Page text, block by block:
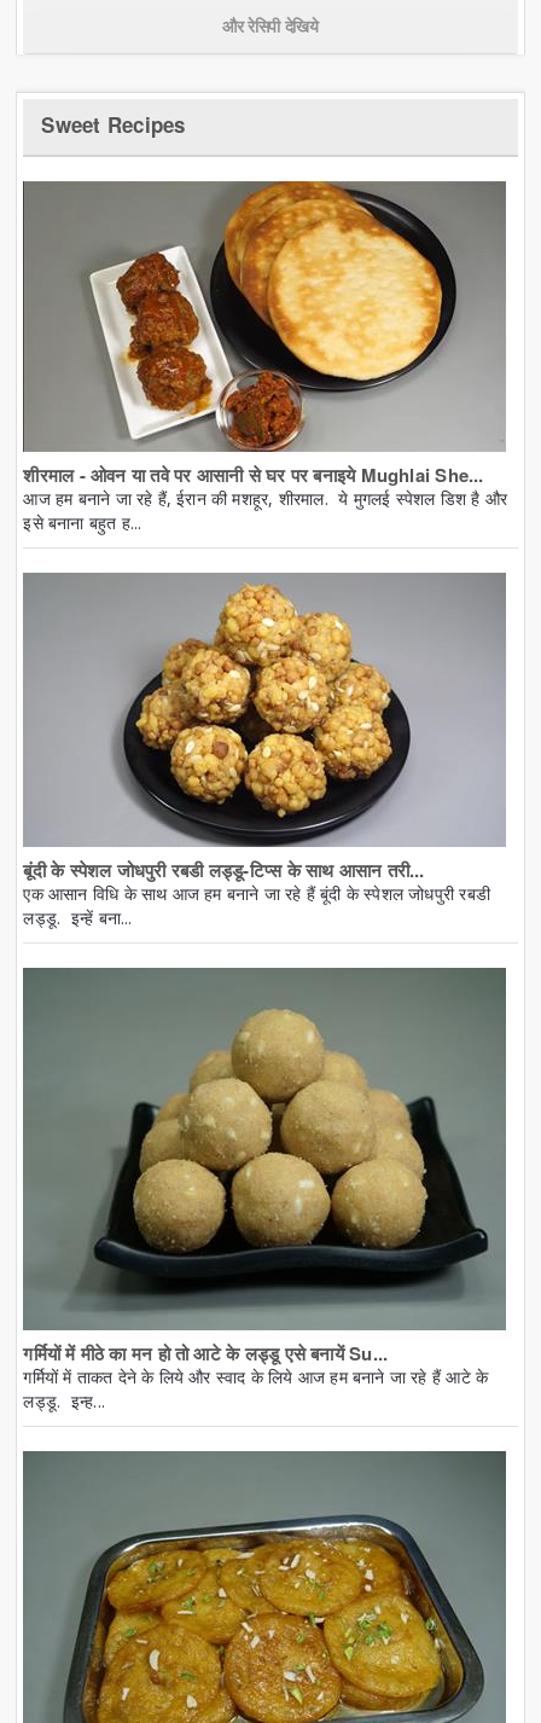
और रेसिपी देखिये
Sweet Recipes
शीरमाल - ओवन या तवे पर आसानी से घर पर बनाइये Mughlai She...
आज हम बनाने जा रहे हैं, ईरान की मशहूर, शीरमाल. ये मुगलई स्पेशल डिश है और
इसे बनाना बहुत ह...
बूंदी के स्पेशल जोधपुरी रबडी लड्डू-टिप्स के साथ आसान तरी...
एक आसान विधि के साथ आज हम बनाने जा रहे हैं बूंदी के स्पेशल जोधपुरी रबडी
लड्डू. इन्हें बना...
गर्मियों में मीठे का मन हो तो आटे के लड्डू एसे बनायें Su...
गर्मियों में ताकत देने के लिये और स्वाद के लिये आज हम बनाने जा रहे हैं आटे के
लड्डू. इन्ह...